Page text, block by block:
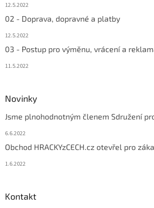
12.5.2022
02 - Doprava, dopravné a platby
12.5.2022
03 - Postup pro výměnu, vrácení a
11.5.2022
Novinky
Jsme plnohodnotným členem Sdružení
6.6.2022
Obchod HRACKYzCECH.cz otevřel pro
1.6.2022
Kontakt